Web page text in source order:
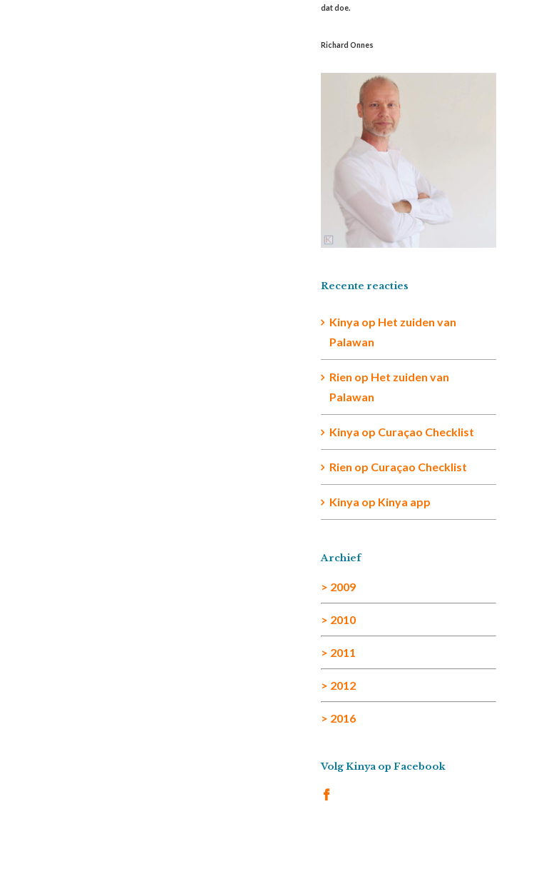
dat doe.
Richard Onnes
Recente reacties
Kinya op Het zuiden van
Palawan
Rien op Het zuiden van
Palawan
Kinya op Curaçao Checklist
Rien op Curaçao Checklist
Kinya op Kinya app
Archief
> 2009
> 2010
> 2011
> 2012
> 2016
Volg Kinya op Facebook